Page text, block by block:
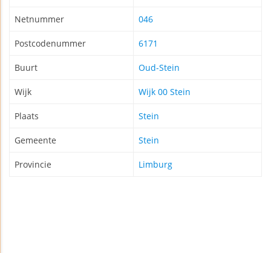
Netnummer 046
Postcodenummer 6171
Buurt Oud-Stein
Wijk Wijk 00 Stein
Plaats Stein
Gemeente Stein
Provincie Limburg